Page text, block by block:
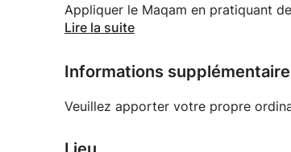
Appliquer le Maqam en pratiquant
chant.
Apprentissage de la séquence
Lire la suite
Informations
Veuillez apporter votre propre